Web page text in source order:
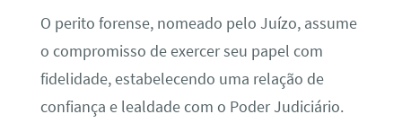
O perito forense, nomeado pelo Juízo, assume
o compromisso de exercer seu papel com
fidelidade, estabelecendo uma relação de
confiança e lealdade com o Poder Judiciário.